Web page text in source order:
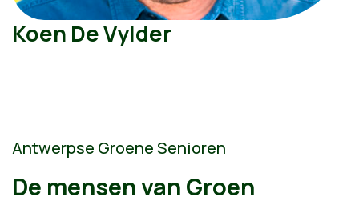
Koen De Vylder
Antwerpse Groene Senioren
De mensen van Groen